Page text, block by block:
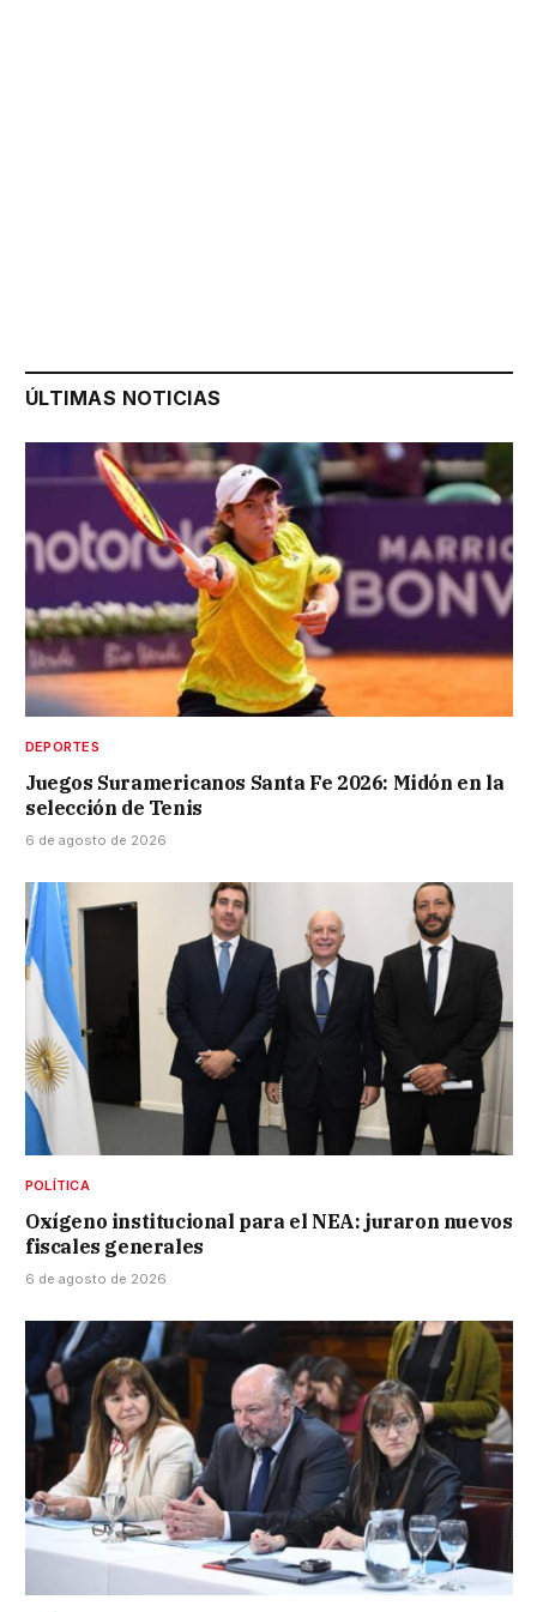
ÚLTIMAS NOTICIAS
DEPORTES
Juegos Suramericanos Santa Fe 2026: Midón en la
selección de Tenis
6 de agosto de 2026
POLÍTICA
Oxígeno institucional para el NEA: juraron nuevos
fiscales generales
6 de agosto de 2026